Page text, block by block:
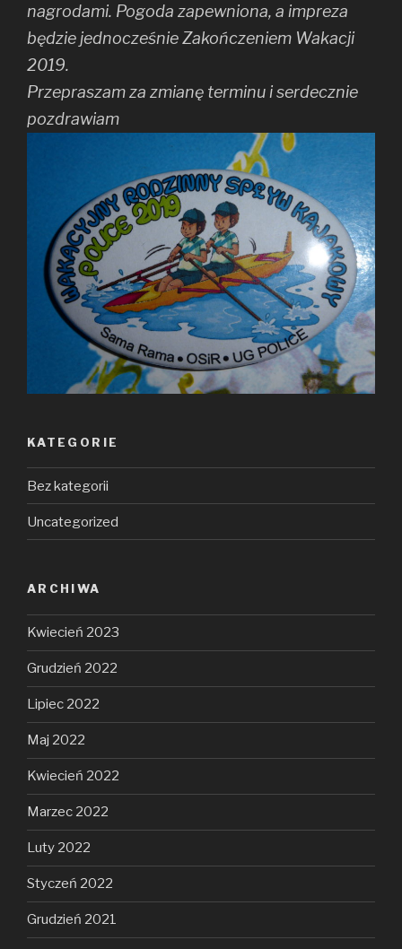
nagrodami. Pogoda zapewniona, a impreza
będzie jednocześnie Zakończeniem Wakacji
2019.
Przepraszam za zmianę terminu i serdecznie
pozdrawiam
KATEGORIE
Bez kategorii
Uncategorized
ARCHIWA
Kwiecień 2023
Grudzień 2022
Lipiec 2022
Maj 2022
Kwiecień 2022
Marzec 2022
Luty 2022
Styczeń 2022
Grudzień 2021